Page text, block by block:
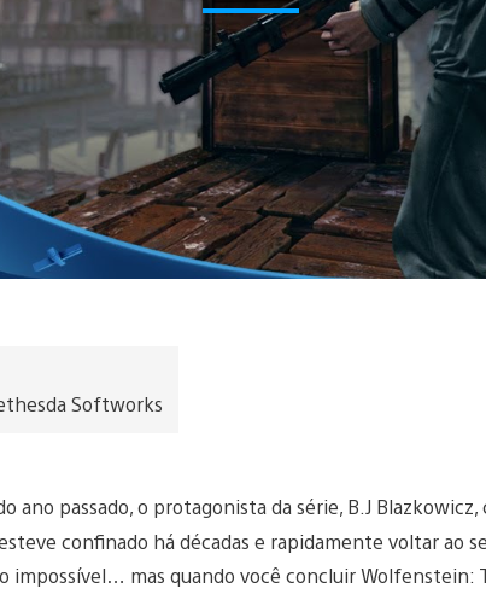
Old
Blood
para
PS4
é
lançado
hoje
Vídeo
Softworks
ano passado, o protagonista da série, B.J Blazkowicz,
confinado há décadas e rapidamente voltar ao
impossível… mas quando você concluir Wolfenstein: